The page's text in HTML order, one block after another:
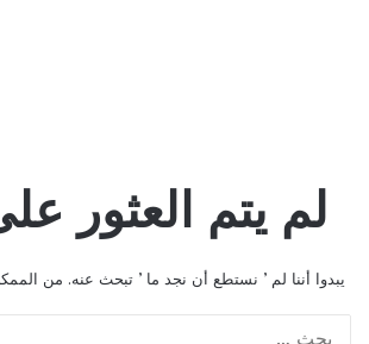
لم يتم العثور
يبدوا أننا لم ’ نستطع أن نجد ما ’ تبحث عنه. من